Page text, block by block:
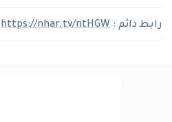
رابط دائم : https://nhar.tv/ntHGW